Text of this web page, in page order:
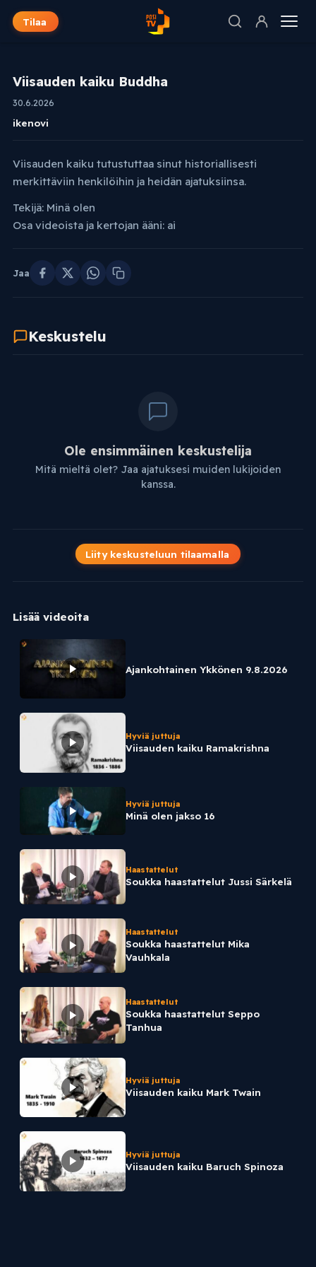
Tilaa
Viisauden kaiku Buddha
30.6.2026
ikenovi
Viisauden kaiku tutustuttaa sinut historiallisesti
merkittäviin henkilöihin ja heidän ajatuksiinsa.
Tekijä: Minä olen
Osa videoista ja kertojan ääni: ai
Jaa
Keskustelu
Ole ensimmäinen keskustelija
Mitä mieltä olet? Jaa ajatuksesi muiden lukijoiden
kanssa.
Liity keskusteluun tilaamalla
Lisää videoita
Ajankohtainen Ykkönen 9.8.2026
Hyviä juttuja
Viisauden kaiku Ramakrishna
Hyviä juttuja
Minä olen jakso 16
Haastattelut
Soukka haastattelut Jussi Särkelä
Haastattelut
Soukka haastattelut Mika
Vauhkala
Haastattelut
Soukka haastattelut Seppo
Tanhua
Hyviä juttuja
Viisauden kaiku Mark Twain
Hyviä juttuja
Viisauden kaiku Baruch Spinoza